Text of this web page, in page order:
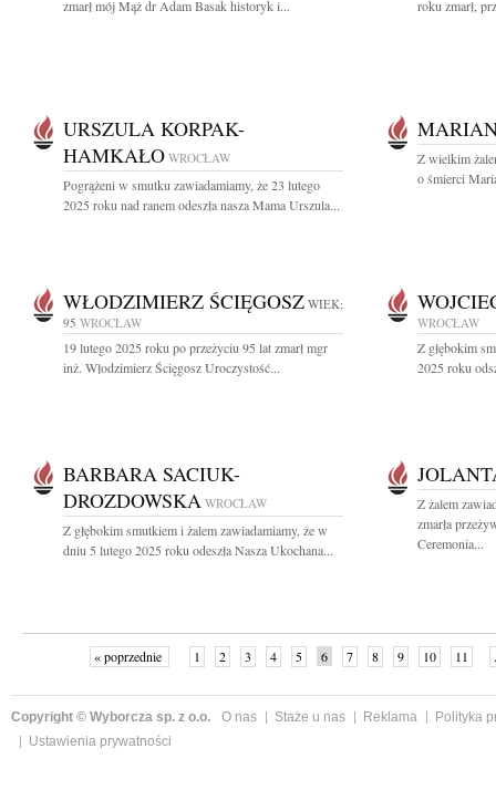
zmarł mój Mąż dr Adam Basak historyk i...
roku zmarł,
URSZULA KORPAK-
HAMKAŁO WROCŁAW
Pogrążeni w smutku zawiadamiamy, że 23 lutego
2025 roku nad ranem odeszła nasza Mama Urszula...
Z wielkim
o śmierci
WŁODZIMIERZ ŚCIĘGOSZ WIEK:
95 WROCŁAW
19 lutego 2025 roku po przeżyciu 95 lat zmarł mgr
inż. Włodzimierz Ścięgosz Uroczystość...
WROCŁAW
Z głębokim
2025 roku
BARBARA SACIUK-
DROZDOWSKA WROCŁAW
Z głębokim smutkiem i żalem zawiadamiamy, że w
dniu 5 lutego 2025 roku odeszła Nasza Ukochana...
Z żalem
zmarła
Ceremonia...
« poprzednie 1 2 3 4 5 6 7 8 9 10 11
Copyright © Wyborcza sp. z o.o. O nas Staże u nas Reklama
Polityka
Ustawienia prywatności